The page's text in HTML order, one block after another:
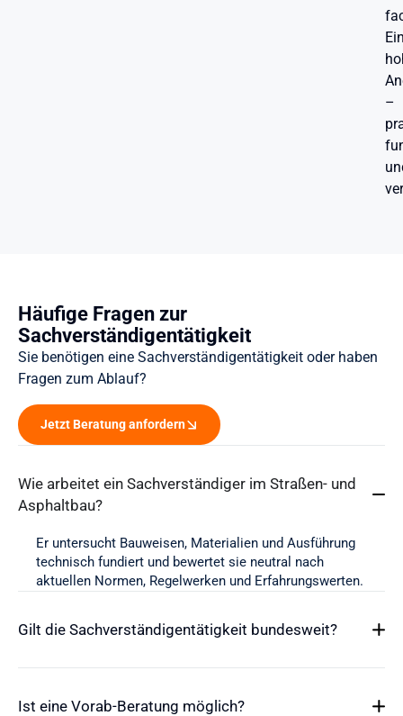
–
Häufige Fragen zur
Sachverständigentätigkeit
Sie benötigen eine Sachverständigentätigkeit oder haben
Fragen zum Ablauf?
Jetzt Beratung anfordern
Wie arbeitet ein Sachverständiger im Straßen- und
Asphaltbau?
Er untersucht Bauweisen, Materialien und Ausführung
technisch fundiert und bewertet sie neutral nach
aktuellen Normen, Regelwerken und Erfahrungswerten.
Gilt die Sachverständigentätigkeit bundesweit?
Ist eine Vorab-Beratung möglich?